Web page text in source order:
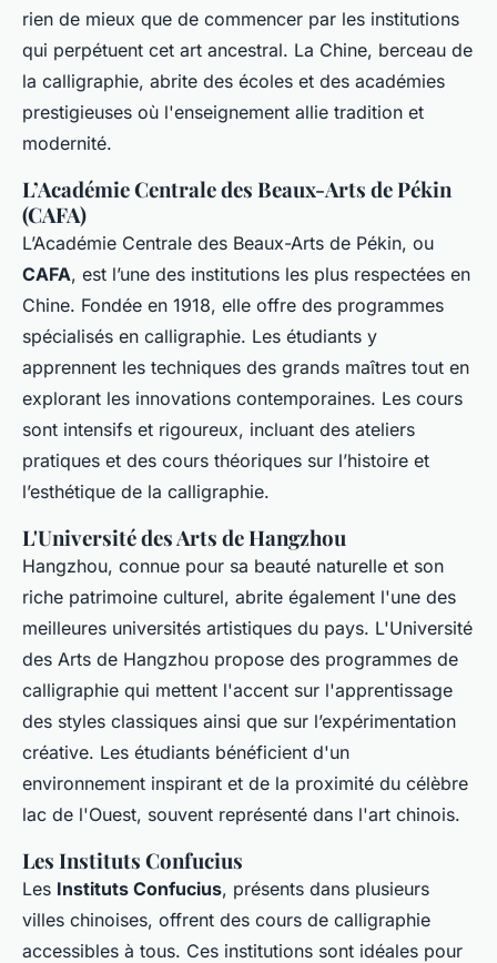
rien de mieux que de commencer par les institutions
qui perpétuent cet art ancestral. La Chine, berceau de
la calligraphie, abrite des écoles et des académies
prestigieuses où l'enseignement allie tradition et
modernité.
L’Académie Centrale des Beaux-Arts de Pékin
(CAFA)
L’Académie Centrale des Beaux-Arts de Pékin, ou
CAFA, est l’une des institutions les plus respectées en
Chine. Fondée en 1918, elle offre des programmes
spécialisés en calligraphie. Les étudiants y
apprennent les techniques des grands maîtres tout en
explorant les innovations contemporaines. Les cours
sont intensifs et rigoureux, incluant des ateliers
pratiques et des cours théoriques sur l’histoire et
l’esthétique de la calligraphie.
L'Université des Arts de Hangzhou
Hangzhou, connue pour sa beauté naturelle et son
riche patrimoine culturel, abrite également l'une des
meilleures universités artistiques du pays. L'Université
des Arts de Hangzhou propose des programmes de
calligraphie qui mettent l'accent sur l'apprentissage
des styles classiques ainsi que sur l’expérimentation
créative. Les étudiants bénéficient d'un
environnement inspirant et de la proximité du célèbre
lac de l'Ouest, souvent représenté dans l'art chinois.
Les Instituts Confucius
Les Instituts Confucius, présents dans plusieurs
villes chinoises, offrent des cours de calligraphie
accessibles à tous. Ces institutions sont idéales pour